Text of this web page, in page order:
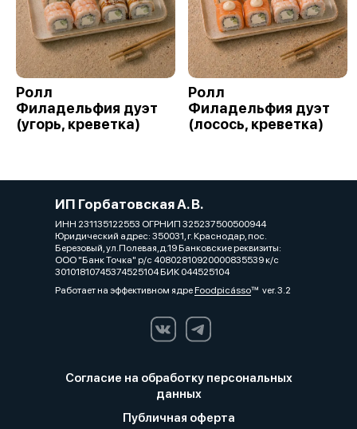
Ролл
Филадельфия дуэт
(угорь, креветка)
Ролл
Филадельфия дуэт
(лосось, креветка)
ИП Горбатовская А. В.
ИНН 231135122553 ОГРНИП 325237500500944
Юридический адрес: 350031, г. Краснодар, пос.
Березовый, ул.Полевая,д.19 Банковские реквизиты:
ООО "Банк Точка" р/с 40802810920000835539 к/с
30101810745374525104 БИК 044525104
Работает на эффективном ядреFoodpicássover. 3.2
Согласие на обработку персональных
данных
Публичная оферта